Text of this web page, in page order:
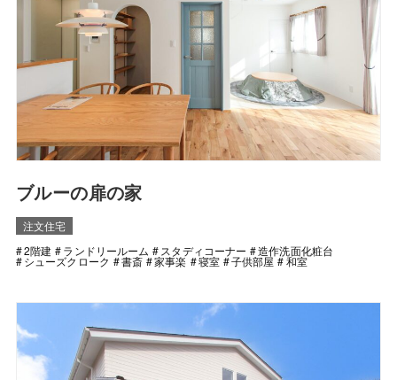
ブルーの扉の家
注文住宅
2階建
ランドリールーム スタディコーナー 造作洗面化粧台
シューズクローク 書斎 家事楽 寝室 子供部屋 和室